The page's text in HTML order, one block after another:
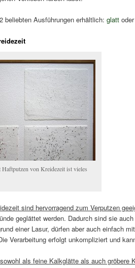
beliebten Ausführungen erhältlich: glatt
von Kreidezeit ist vieles
sind hervorragend zum Verputzen
geglättet werden. Dadurch sind sie
einer Lasur, dürfen aber auch einfach
Verarbeitung erfolgt unkompliziert und
als feine Kalkglätte als auch gröbere